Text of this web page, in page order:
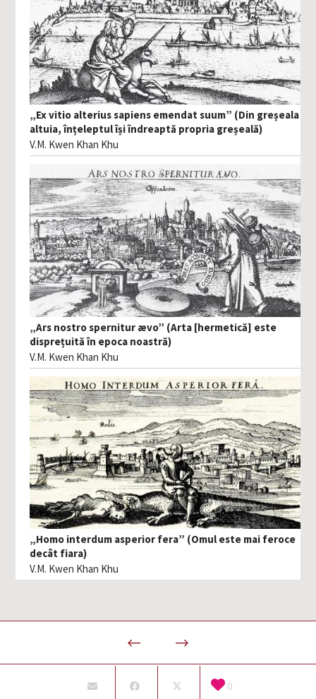
„Ex vitio alterius sapiens emendat suum” (Din greșeala
altuia, înțeleptul își îndreaptă propria greșeală)
V.M. Kwen Khan Khu
„Ars nostro spernitur ævo” (Arta [hermetică] este
disprețuită în epoca noastră)
V.M. Kwen Khan Khu
„Homo interdum asperior fera” (Omul este mai feroce
decât fiara)
V.M. Kwen Khan Khu
0